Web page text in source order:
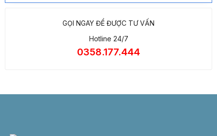
GỌI NGAY ĐỂ ĐƯỢC TƯ VẤN
Hotline 24/7
0358.177.444